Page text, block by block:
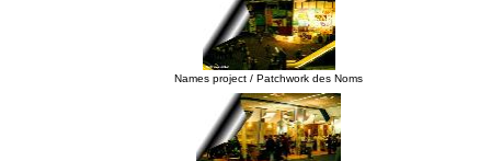
Names project / Patchwork des Noms